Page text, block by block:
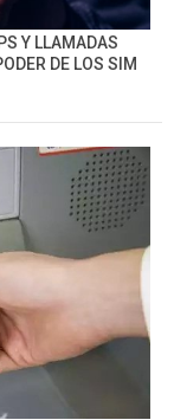
Y LLAMADAS
DE LOS SIM